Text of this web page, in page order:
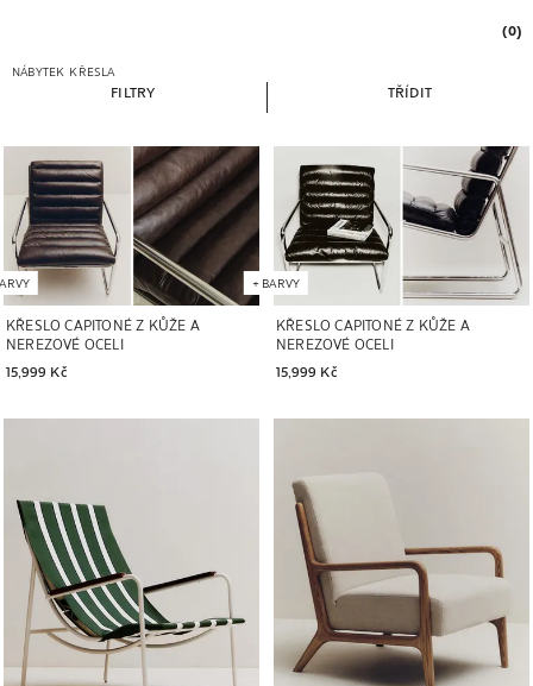
(0)
NÁBYTEK KŘESLA
FILTRY TŘÍDIT
KŘESLO CAPITONÉ Z KŮŽE A
NEREZOVÉ OCELI
15,999 Kč
KŘESLO CAPITONÉ Z KŮŽE A
NEREZOVÉ OCELI
15,999 Kč
+ BARVY
Obrázek změněn na 1 z 5 Obrázek změněn na 1 z 8